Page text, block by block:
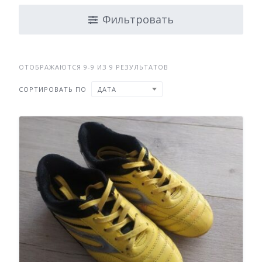
Фильтровать
ОТОБРАЖАЮТСЯ 9-9 ИЗ 9 РЕЗУЛЬТАТОВ
СОРТИРОВАТЬ ПО ДАТА